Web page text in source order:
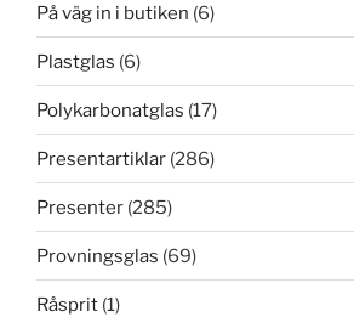
På väg in i butiken (6)
Plastglas (6)
Polykarbonatglas (17)
Presentartiklar (286)
Presenter (285)
Provningsglas (69)
Råsprit (1)